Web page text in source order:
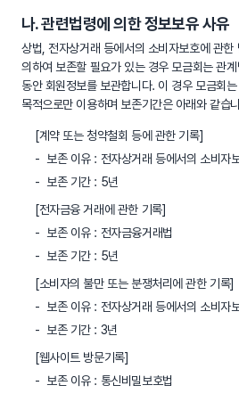
나. 관련법령에 의한 정보보유 사유
상법, 전자상거래 등에서의 소비자보호에 관한
의하여 보존할 필요가 있는 경우 모금회는 관
동안 회원정보를 보관합니다. 이 경우 모금회
목적으로만 이용하며 보존기간은 아래와 같습
[계약 또는 청약철회 등에 관한 기록]
보존 이유 : 전자상거래 등에서의 소비자
보존 기간 : 5년
[전자금융 거래에 관한 기록]
보존 이유 : 전자금융거래법
보존 기간 : 5년
[소비자의 불만 또는 분쟁처리에 관한 기록]
보존 이유 : 전자상거래 등에서의 소비자
보존 기간 : 3년
[웹사이트 방문기록]
보존 이유 : 통신비밀보호법